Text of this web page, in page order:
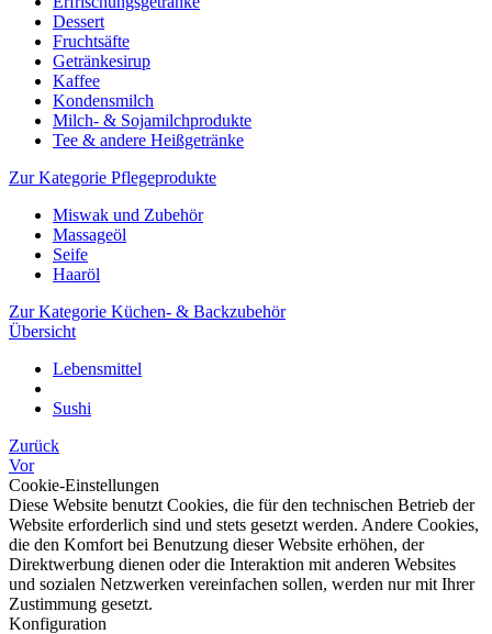
Dessert
Fruchtsäfte
Getränkesirup
Kaffee
Kondensmilch
Milch- & Sojamilchprodukte
Tee & andere Heißgetränke
Zur Kategorie Pflegeprodukte
Miswak und Zubehör
Massageöl
Seife
Haaröl
Zur Kategorie Küchen- & Backzubehör
Übersicht
Lebensmittel
Sushi
Zurück
Vor
Cookie-Einstellungen
Diese Website benutzt Cookies, die für den technischen Betrieb der
Website erforderlich sind und stets gesetzt werden. Andere Cookies,
die den Komfort bei Benutzung dieser Website erhöhen, der
Direktwerbung dienen oder die Interaktion mit anderen Websites
und sozialen Netzwerken vereinfachen sollen, werden nur mit Ihrer
Zustimmung gesetzt.
Konfiguration